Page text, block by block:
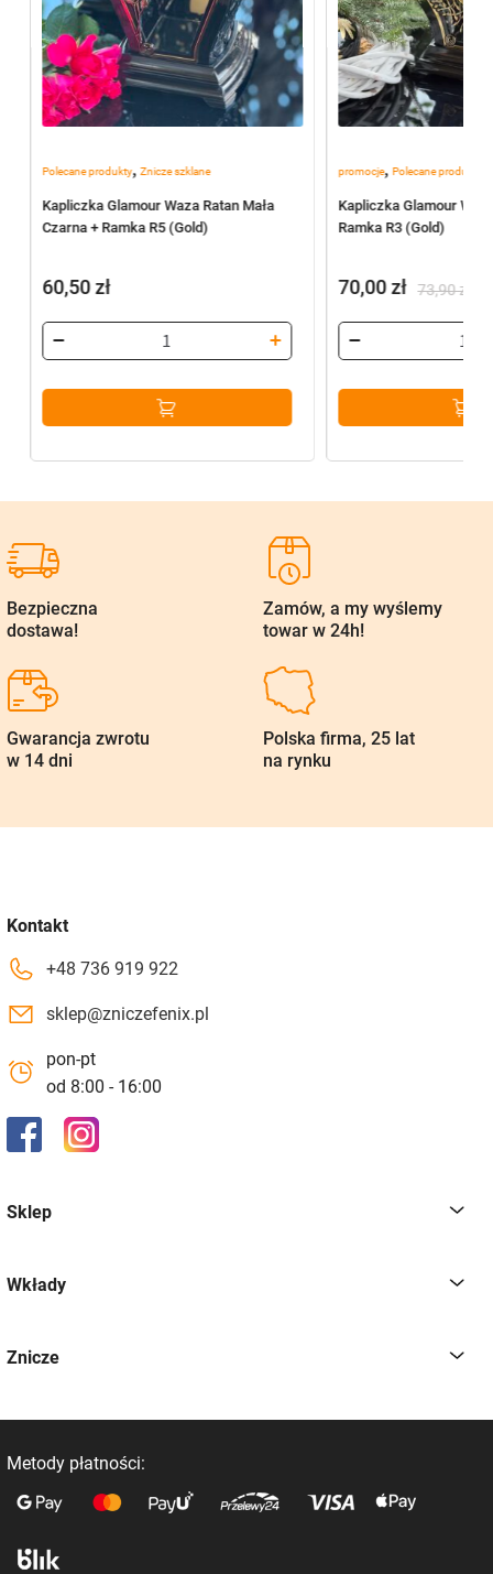
Polecane produkty, Znicze szklane
Kapliczka Glamour Waza Ratan Mała
Czarna + Ramka R5 (Gold)
60,50zł
promocje,Polecane produkty
Kapliczka Glamour
Ramka R3 (Gold)
73,90zł
cena
wynosiła:
73,90 zł.
70,00zł
cena
wynosi:
70,00 zł.
Bezpieczna
dostawa!
Zamów, a my wyślemy
towar w 24h!
Gwarancja zwrotu
w 14 dni
Polska firma, 25 lat
na rynku
Kontakt
+48 736 919 922
sklep@zniczefenix.pl
pon-pt
od 8:00 - 16:00
Sklep
Wkłady
Znicze
Metody płatności: